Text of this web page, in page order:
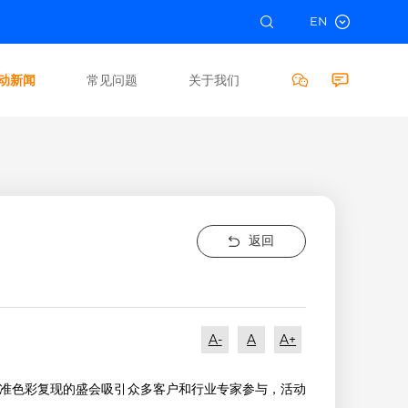
EN
新闻 常见问题 关于我们
返回
A- A A+
色彩复现的盛会吸引众多客户和行业专家参与，活动